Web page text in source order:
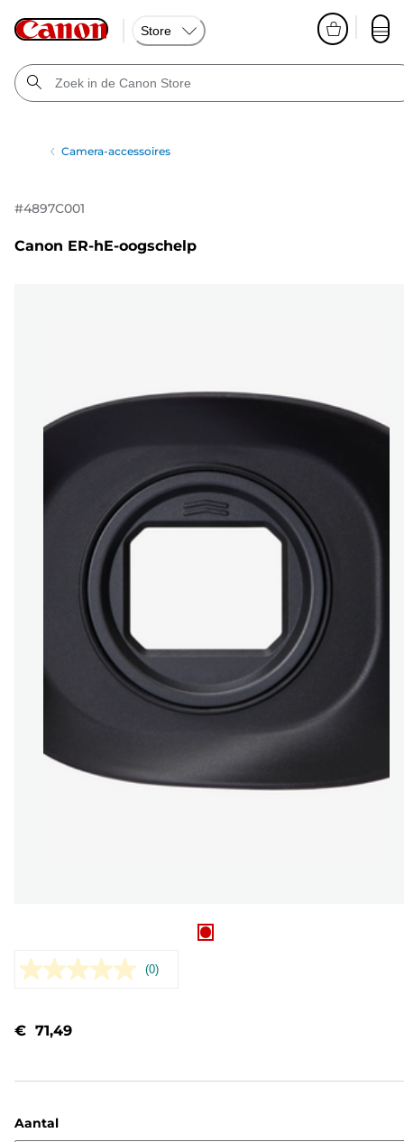
Store
Camera-accessoires
#4897C001
Canon ER-hE-oogschelp
Geen
(0)
€ 71,49
Aantal